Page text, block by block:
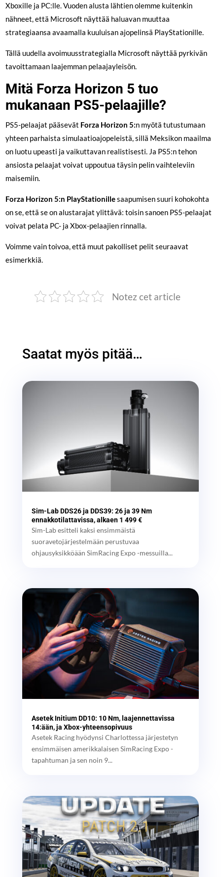
Xboxille ja PC:lle. Vuoden alusta lähtien olemme kuitenkin
nähneet, että Microsoft näyttää haluavan muuttaa
strategiaansa avaamalla kuuluisan ajopelinsä PlayStationille.
Tällä uudella avoimuusstrategialla Microsoft näyttää pyrkivän
tavoittamaan laajemman pelaajayleisön.
Mitä Forza Horizon 5 tuo
mukanaan PS5-pelaajille?
PS5-pelaajat pääsevät Forza Horizon 5:n myötä tutustumaan
yhteen parhaista simulaatioajopeleistä, sillä Meksikon maailma
on luotu upeasti ja vaikuttavan realistisesti. Ja PS5:n tehon
ansiosta pelaajat voivat uppoutua täysin pelin vaihteleviin
maisemiin.
Forza Horizon 5:n PlayStationillesaapumisen suuri kohokohta
on se, että se on alustarajat ylittävä: toisin sanoen PS5-pelaajat
voivat pelata PC- ja Xbox-pelaajien rinnalla.
Voimme vain toivoa, että muut pakolliset pelit seuraavat
esimerkkiä.
Notez cet article
Saatat myös pitää…
Sim-Lab DDS26 ja DDS39: 26 ja 39 Nm
ennakkotilattavissa, alkaen 1 499 €
Sim-Lab esitteli kaksi ensimmäistä
suoravetojärjestelmään perustuvaa
ohjausyksikköään SimRacing Expo -messuilla...
Asetek Initium DD10: 10 Nm, laajennettavissa
14:ään, ja Xbox-yhteensopivuus
Asetek Racing hyödynsi Charlottessa järjestetyn
ensimmäisen amerikkalaisen SimRacing Expo -
tapahtuman ja sen noin 9...